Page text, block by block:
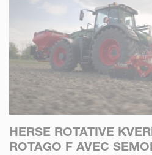
HERSE ROTATIVE
ROTAGO F AVEC